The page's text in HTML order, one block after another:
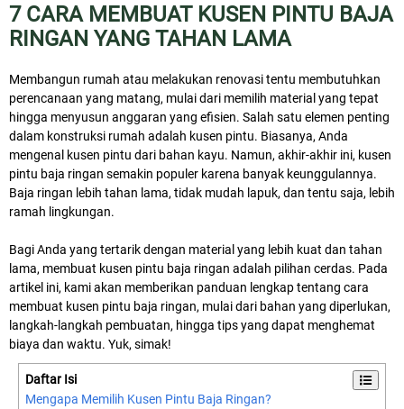
7 CARA MEMBUAT KUSEN PINTU BAJA
RINGAN YANG TAHAN LAMA
Membangun rumah atau melakukan renovasi tentu membutuhkan
perencanaan yang matang, mulai dari memilih material yang tepat
hingga menyusun anggaran yang efisien. Salah satu elemen penting
dalam konstruksi rumah adalah kusen pintu. Biasanya, Anda
mengenal kusen pintu dari bahan kayu. Namun, akhir-akhir ini, kusen
pintu baja ringan semakin populer karena banyak keunggulannya.
Baja ringan lebih tahan lama, tidak mudah lapuk, dan tentu saja, lebih
ramah lingkungan.
Bagi Anda yang tertarik dengan material yang lebih kuat dan tahan
lama, membuat kusen pintu baja ringan adalah pilihan cerdas. Pada
artikel ini, kami akan memberikan panduan lengkap tentang cara
membuat kusen pintu baja ringan, mulai dari bahan yang diperlukan,
langkah-langkah pembuatan, hingga tips yang dapat menghemat
biaya dan waktu. Yuk, simak!
Daftar Isi
Mengapa Memilih Kusen Pintu Baja Ringan?